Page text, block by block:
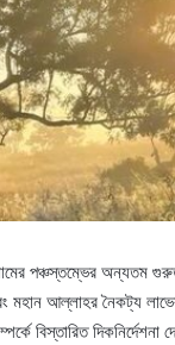
পঞ্চস্তম্ভের অন্যতম
মহান আল্লাহর নৈকট্য
বিস্তারিত দিকনির্দেশনা